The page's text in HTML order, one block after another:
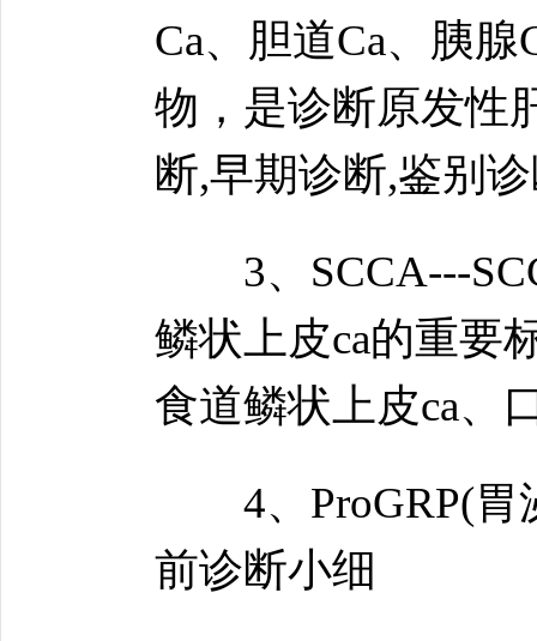
Ca、胆道Ca、胰
物，是诊断原发性
断,早期诊断,鉴别
3、SCCA---
鳞状上皮ca的重要
食道鳞状上皮ca、
4、ProGRP(胃
前诊断小细